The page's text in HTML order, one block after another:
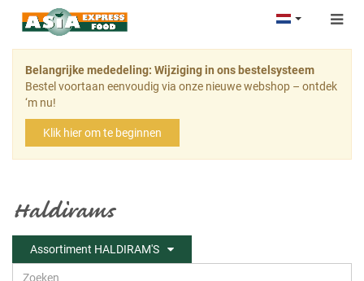
Belangrijke mededeling: Wijziging in ons bestelsysteem
Bestel voortaan eenvoudig via onze nieuwe webshop – ontdek
‘m nu!
Klik hier om te beginnen
Haldirams
Assortiment HALDIRAM'S